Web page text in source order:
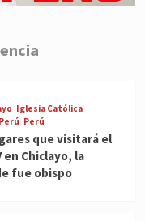
Iglesia Católica
Perú
que visitará el
en Chiclayo, la
fue obispo